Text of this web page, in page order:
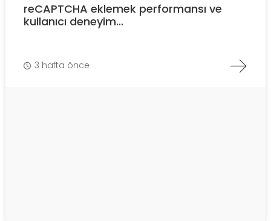
reCAPTCHA eklemek performansı ve
kullanıcı deneyim...
3 hafta önce